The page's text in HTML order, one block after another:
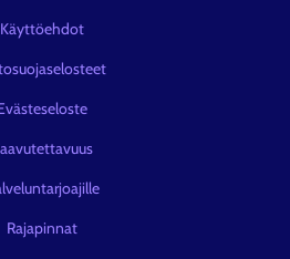
Käyttöehdot
Rajapinnat